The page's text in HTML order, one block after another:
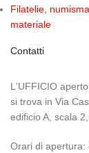
Filatelie,
materiale
Contatti
L'UFFICIO
si trova in Via
edificio A, scala
Orari di apertura: